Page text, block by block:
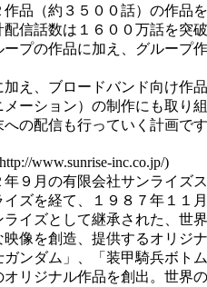
品（約３５００話）の作品
信話数は１６００万話を突破
プの作品に加え、グループ
え、ブロードバンド向け作
ーション）の制作にも取り
の配信も行っていく計画です
www.sunrise-inc.co.jp/)
９月の有限会社サンライズ
ズを経て、１９８７年１１
イズとして継承された、世
像を創造、提供するオリジ
ンダム」、「装甲騎兵ボト
リジナル作品を創出。世界